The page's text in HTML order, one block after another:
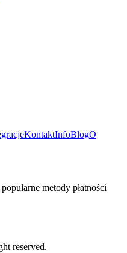
KontaktInfoBlogO
metody płatności
reserved.